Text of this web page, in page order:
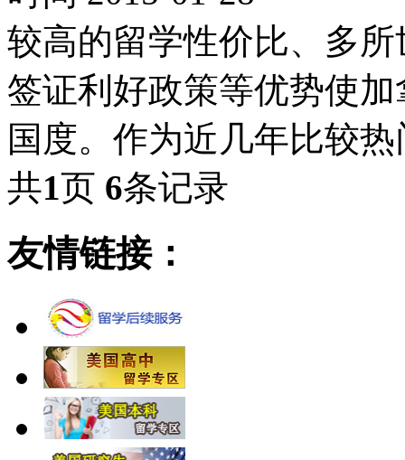
较高的留学性价比、多
签证利好政策等优势使
国度。作为近几年比较
共1页 6条记录
友情链接：